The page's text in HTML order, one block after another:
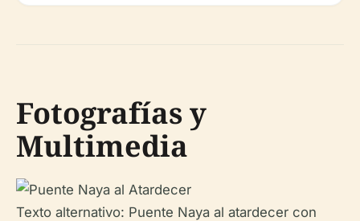
Fotografías y
Multimedia
Texto alternativo: Puente Naya al atardecer con